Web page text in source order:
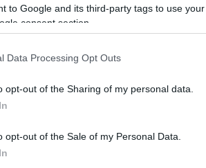
to Google and its third-party tags to use
consent section.
Data Processing Opt Outs
opt-out of the Sharing of my personal data.
opt-out of the Sale of my Personal Data.
για την απογοήτευση που
σε συναυλία. Μέχρι πριν
με τον Γιώργο
και την Κύπρο, είναι ο
να το κάνω και λόγω δουλειάς
τηλεόραση που έχει γίνει